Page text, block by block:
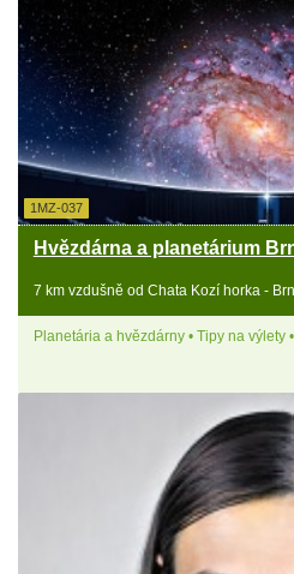
1MZ-037
Hvězdárna a planetárium
7 km vzdušně od Chata Kozí horka -
Planetária a hvězdárny • Tipy na výlety